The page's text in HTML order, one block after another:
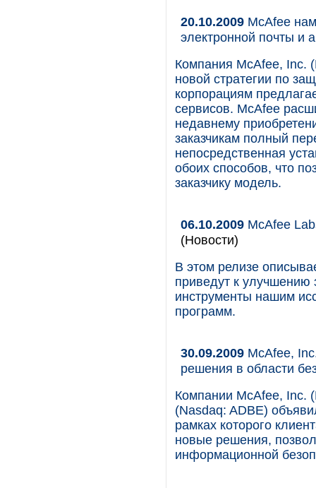
20.10.2009 McAfee
электронной почты и
Компания McAfee, Inc.
новой стратегии по
корпорациям
сервисов. McAfee
недавнему
заказчикам полный
непосредственная
обоих способов, что
заказчику модель.
06.10.2009 McAfee
(Новости)
В этом релизе
приведут к
инструменты нашим
программ.
30.09.2009 McAfee,
решения в области
Компании McAfee, Inc.
(Nasdaq: ADBE)
рамках которого
новые решения,
информационной